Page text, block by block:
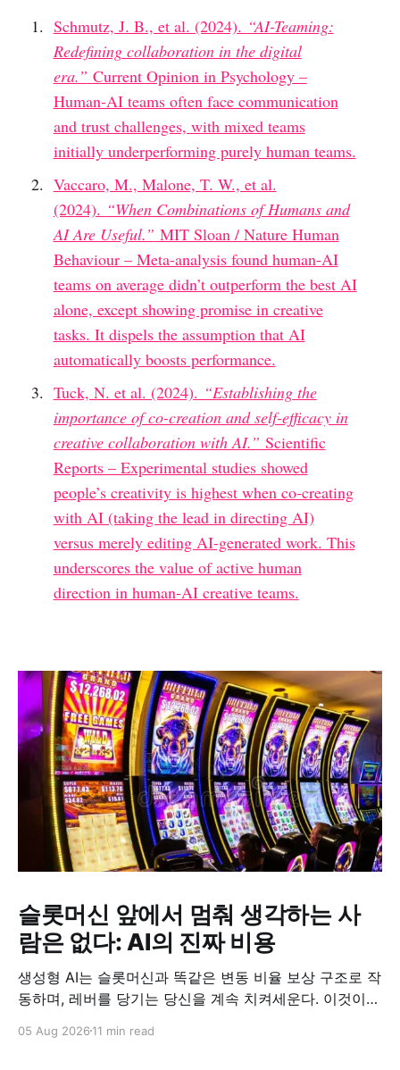
Schmutz, J. B., et al. (2024). “AI-Teaming:
Redefining collaboration in the digital
era.” Current Opinion in Psychology –
Human-AI teams often face communication
and trust challenges, with mixed teams
initially underperforming purely human teams.
Vaccaro, M., Malone, T. W., et al.
(2024). “When Combinations of Humans and
AI Are Useful.” MIT Sloan / Nature Human
Behaviour – Meta-analysis found human-AI
teams on average didn’t outperform the best AI
alone, except showing promise in creative
tasks. It dispels the assumption that AI
automatically boosts performance.
Tuck, N. et al. (2024). “Establishing the
importance of co-creation and self-efficacy in
creative collaboration with AI.” Scientific
Reports – Experimental studies showed
people’s creativity is highest when co-creating
with AI (taking the lead in directing AI)
versus merely editing AI-generated work. This
underscores the value of active human
direction in human-AI creative teams.
슬롯머신 앞에서 멈춰 생각하는 사
람은 없다: AI의 진짜 비용
생성형 AI는 슬롯머신과 똑같은 변동 비율 보상 구조로 작
동하며, 레버를 당기는 당신을 계속 치켜세운다. 이것이
05 Aug 2026 11 min read